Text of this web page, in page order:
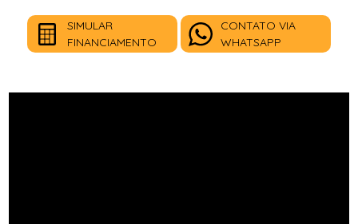
SIMULAR
FINANCIAMENTO
CONTATO VIA
WHATSAPP